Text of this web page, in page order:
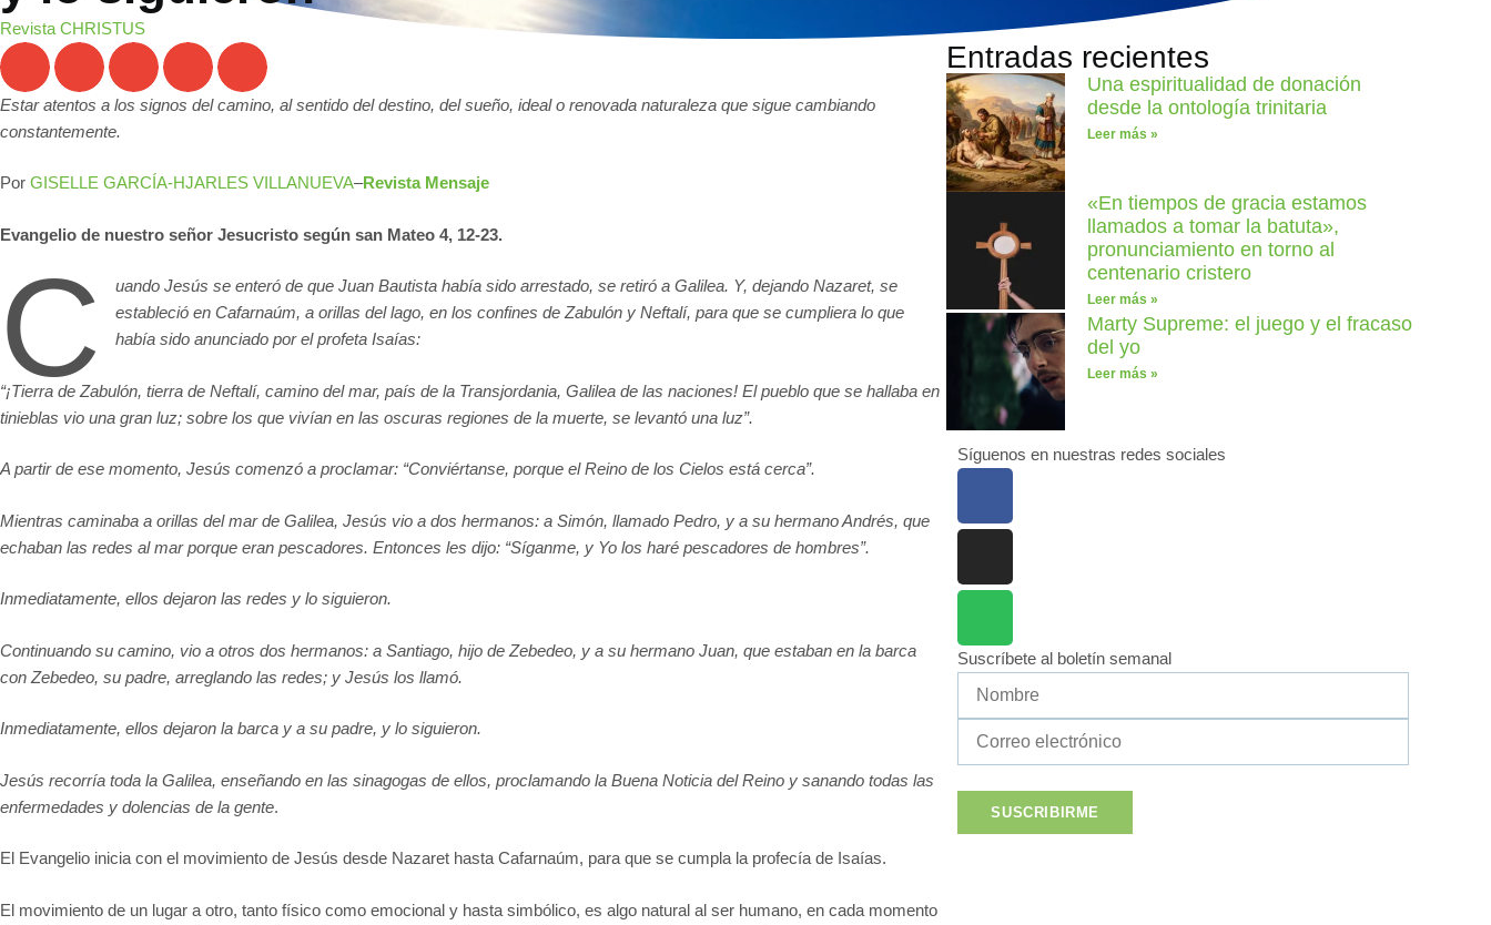
Revista CHRISTUS
Estar atentos a los signos del camino, al sentido del destino, del sueño, ideal o renovada naturaleza que sigue cambiando
constantemente.
Por GISELLE GARCÍA-HJARLES VILLANUEVA–Revista Mensaje
Evangelio de nuestro señor Jesucristo según san Mateo 4, 12-23.
C
uando Jesús se enteró de que Juan Bautista había sido arrestado, se retiró a Galilea. Y, dejando Nazaret, se
estableció en Cafarnaúm, a orillas del lago, en los confines de Zabulón y Neftalí, para que se cumpliera lo que
había sido anunciado por el profeta Isaías:
“¡Tierra de Zabulón, tierra de Neftalí, camino del mar, país de la Transjordania, Galilea de las naciones! El pueblo que se hallaba en
tinieblas vio una gran luz; sobre los que vivían en las oscuras regiones de la muerte, se levantó una luz”.
A partir de ese momento, Jesús comenzó a proclamar: “Conviértanse, porque el Reino de los Cielos está cerca”.
Mientras caminaba a orillas del mar de Galilea, Jesús vio a dos hermanos: a Simón, llamado Pedro, y a su hermano Andrés, que
echaban las redes al mar porque eran pescadores. Entonces les dijo: “Síganme, y Yo los haré pescadores de hombres”.
Inmediatamente, ellos dejaron las redes y lo siguieron.
Continuando su camino, vio a otros dos hermanos: a Santiago, hijo de Zebedeo, y a su hermano Juan, que estaban en la barca
con Zebedeo, su padre, arreglando las redes; y Jesús los llamó.
Inmediatamente, ellos dejaron la barca y a su padre, y lo siguieron.
Jesús recorría toda la Galilea, enseñando en las sinagogas de ellos, proclamando la Buena Noticia del Reino y sanando todas las
enfermedades y dolencias de la gente.
El Evangelio inicia con el movimiento de Jesús desde Nazaret hasta Cafarnaúm, para que se cumpla la profecía de Isaías.
El movimiento de un lugar a otro, tanto físico como emocional y hasta simbólico, es algo natural al ser humano, en cada momento
Entradas recientes
Una espiritualidad de donación
desde la ontología trinitaria
Leer más »
«En tiempos de gracia estamos
llamados a tomar la batuta»,
pronunciamiento en torno al
centenario cristero
Leer más »
Marty Supreme: el juego y el fracaso
del yo
Leer más »
Síguenos en nuestras redes sociales
Suscríbete al boletín semanal